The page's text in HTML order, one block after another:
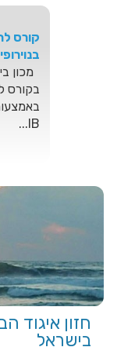
בנוירופידבק
מכון
IB...
סדנה
יובל
המרכז
IBNA שמחים לה...
חזון איגוד
בישראל